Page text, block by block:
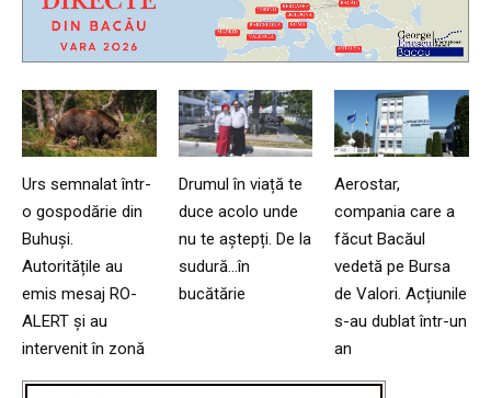
Urs semnalat într-
o gospodărie din
Buhuși.
Autoritățile au
emis mesaj RO-
ALERT și au
intervenit în zonă
Drumul în viață te
duce acolo unde
nu te aștepți. De la
sudură…în
bucătărie
Aerostar,
compania care a
făcut Bacăul
vedetă pe Bursa
de Valori. Acțiunile
s-au dublat într-un
an